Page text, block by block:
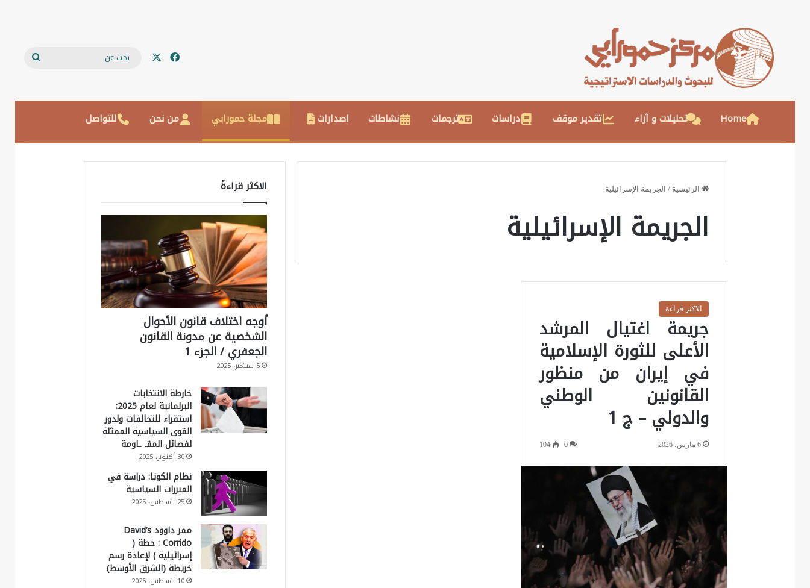
فيسبوك
Home تحليلات و آراء تقدير موقف دراسات ترجمات نشاطات اصدارات مجلة حمورابي من نحن للتواصل
الرئيسية / الجريمة الإسرائيلية
الجريمة الإسرائيلية
الاكثر قراءة
جريمة اغتيال المرشد
الأعلى للثورة الإسلامية
في إيران من منظور
القانونين الوطني
والدولي – ج 1
6 مارس، 2026 0
104
الاكثر قراءةً
أوجه اختلاف قانون الأحوال
الشخصية عن مدونة القانون
الجعفري / الجزء 1
5 سبتمبر، 2025
خارطة الانتخابات
البرلمانية لعام 2025:
استقراء للتحالفات ولدور
القوى السياسية الممثلة
لفصائل المقـ ـاومة
30 أكتوبر، 2025
نظام الكوتا: دراسة في
المبررات السياسية
25 أغسطس، 2025
ممر داوود David’s
Corrido : خطة (
إسرائيلية ) لإعادة رسم
خريطة (الشرق الأوسط)
10 أغسطس، 2025